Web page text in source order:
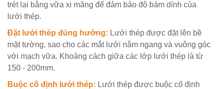
trét lại bằng vữa xi măng để đảm bảo độ bám dính của
lưới thép.
Đặt lưới thép đúng hướng: Lưới thép được đặt lên bề
mặt tường, sao cho các mắt lưới nằm ngang và vuông góc
với mạch vữa. Khoảng cách giữa các lớp lưới thép là từ
150 - 200mm.
Buộc cố định lưới thép: Lưới thép được buộc cố định